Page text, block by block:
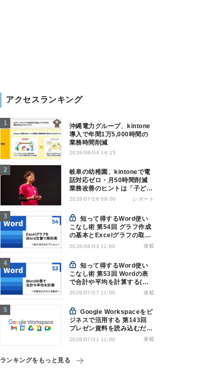
アクセスランキング
沖縄電力グループ、kintone
導入で年間1万5,000時間の
業務時間削減
2026/08/04 16:15
岐阜の幼稚園、kintoneで電
話対応ゼロ・月50時間削減
業務改善のヒントは「子ども
の遊び」
2026/07/16 09:00 レポート
知って得するWord使い
こなし術 第54回 グラフ作成
の基本とExcelグラフの取り
込み方法
2026/08/03 11:00 連載
知って得するWord使い
こなし術 第53回 Wordの表
で合計や平均を計算する(関
数の入力)
2026/07/27 11:00 連載
Google Workspaceをビ
ジネスで活用する 第143回
プレゼン資料を読み込むだけ
でナレーション付き動画を作
2026/07/31 11:00 連載
ランキングをもっと見る